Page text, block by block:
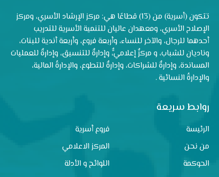
تتكون (أسرية) من (13) قطاعًا هي: مركز الإرشاد الأسري، ومركز
الإصلاح الأسري، ومعهدان عاليان للتنمية الأسرية للتدريب
أحدهما للرجال، والآخر للنساء، وأربعة فروع، وأربعة أندية للبنات،
وناديان للشباب، و مركزٌ إعلاميٌّ، وإدارةٌ للتنسيق، وإدارةٌ للعمليات
المساندة، وإدارةٌ للشراكات، وإدارةٌ للتطوع، والإدارةُ المالية،
والإدارةُ النسائية .
روابط سريعة
الرئيسة
فروع أسرية
من نحن
المركز الاعلامي
الحوكمة
اللوائح و الأدلة